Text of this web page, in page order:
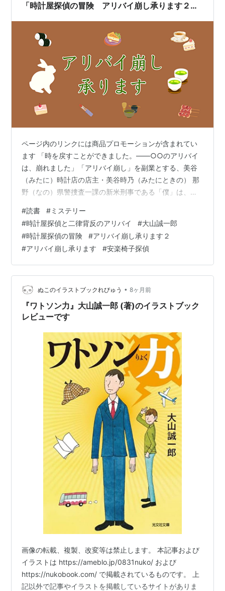
「時計屋探偵の冒険 アリバイ崩し承ります２」
ページ内のリンクには商品プロモーションが含まれてい
ます 「時を戻すことができました。――○○のアリバイ
は、崩れました」「アリバイ崩し」を副業とする、美谷
（みたに）時計店の店主・美谷時乃（みたにときの） 那
野（なの）県警捜査一課の新米刑事である「僕」は、今
同じ時刻に離れた場所で起きた二つの事件の容疑者が同
一人物という、「二律背反のアリバイ」で――。 ドラマ
化・マンガ化された「アリバイ崩し承ります」シリーズ
の、第２作『時計屋探偵の冒険 アリバイ崩し承ります
２』収録作品です。 2021年10月発表。 第75回日本推理
作家協会賞短編部門受賞。 時計屋…
#読書 #ミステリー
#時計屋探偵と二律背反のアリバイ #大山誠一郎
#時計屋探偵の冒険 #アリバイ崩し承ります２
#アリバイ崩し承ります #安楽椅子探偵
ぬこのイラストブックれびゅう • 8ヶ月前
『ワトソン力』大山誠一郎 (著)のイラストブック
レビューです
画像の転載、複製、改変等は禁止します。 本記事および
イラストは https://ameblo.jp/0831nuko/ および
https://nukobook.com/ で掲載されているものです。 上
記以外で記事やイラストを掲載しているサイトがありま